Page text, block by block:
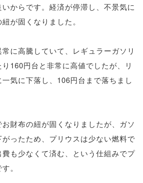
からです。経済が停滞し、不景気に
が固くなりました。
に高騰していて、レギュラーガソリ
160円台と非常に高値でしたが、リ
気に下落し、106円台まで落ちまし
財布の紐が固くなりましたが、ガソ
ったため、プリウスは少ない燃料で
も少なくて済む、という仕組みでプ
。